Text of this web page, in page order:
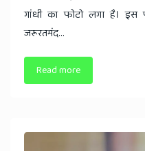
गांधी का फोटो लगा है। इस
जरूरतमंद...
Read more